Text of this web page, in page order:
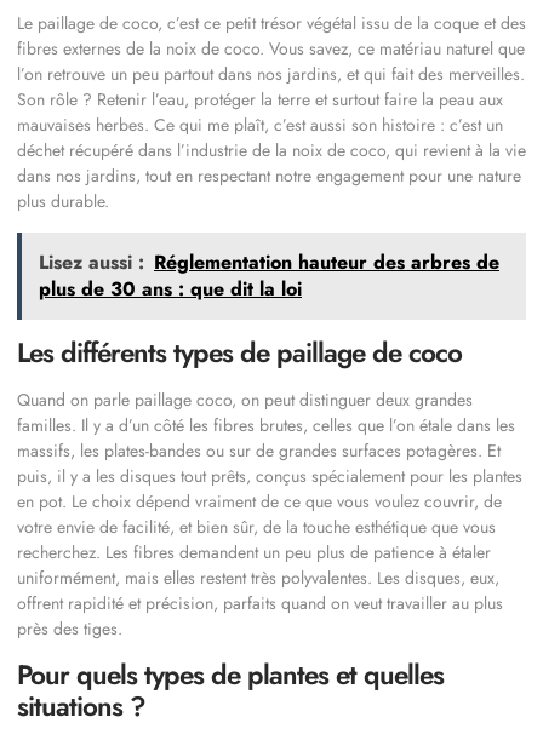
Le paillage de coco, c’est ce petit trésor végétal issu de la coque et des
fibres externes de la noix de coco. Vous savez, ce matériau naturel que
l’on retrouve un peu partout dans nos jardins, et qui fait des merveilles.
Son rôle ? Retenir l’eau, protéger la terre et surtout faire la peau aux
mauvaises herbes. Ce qui me plaît, c’est aussi son histoire : c’est un
déchet récupéré dans l’industrie de la noix de coco, qui revient à la vie
dans nos jardins, tout en respectant notre engagement pour une nature
plus durable.
Lisez aussi : Réglementation hauteur des arbres de
plus de 30 ans : que dit la loi
Les différents types de paillage de coco
Quand on parle paillage coco, on peut distinguer deux grandes
familles. Il y a d’un côté les fibres brutes, celles que l’on étale dans les
massifs, les plates-bandes ou sur de grandes surfaces potagères. Et
puis, il y a les disques tout prêts, conçus spécialement pour les plantes
en pot. Le choix dépend vraiment de ce que vous voulez couvrir, de
votre envie de facilité, et bien sûr, de la touche esthétique que vous
recherchez. Les fibres demandent un peu plus de patience à étaler
uniformément, mais elles restent très polyvalentes. Les disques, eux,
offrent rapidité et précision, parfaits quand on veut travailler au plus
près des tiges.
Pour quels types de plantes et quelles
situations ?